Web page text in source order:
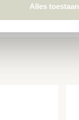
Alles toestaan